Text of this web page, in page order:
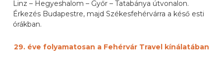
Linz – Hegyeshalom – Győr – Tatabánya útvonalon.
Érkezés Budapestre, majd Székesfehérvárra a késő esti
órákban.
29. éve folyamatosan a Fehérvár Travel kínálatában